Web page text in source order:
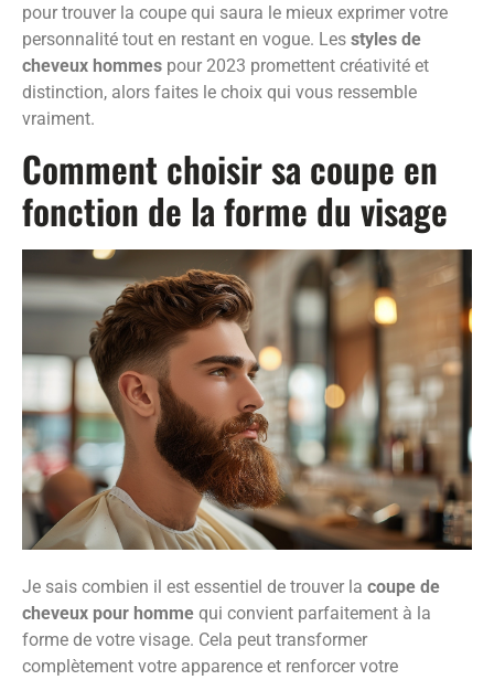
pour trouver la coupe qui saura le mieux exprimer votre
personnalité tout en restant en vogue. Les styles de
cheveux hommes pour 2023 promettent créativité et
distinction, alors faites le choix qui vous ressemble
vraiment.
Comment choisir sa coupe en
fonction de la forme du visage
Je sais combien il est essentiel de trouver la coupe de
cheveux pour homme qui convient parfaitement à la
forme de votre visage. Cela peut transformer
complètement votre apparence et renforcer votre